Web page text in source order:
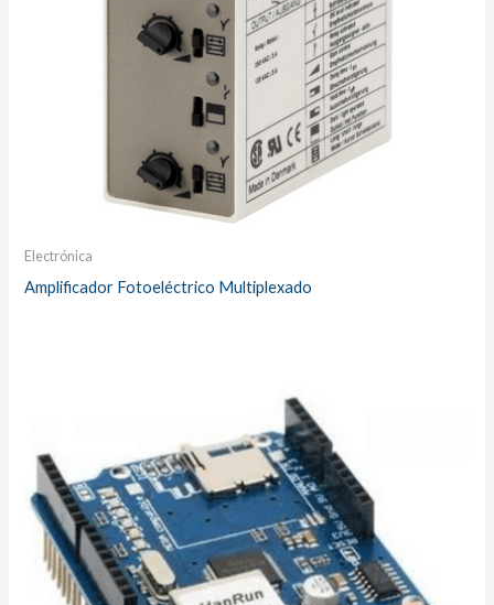
Electrónica
Amplificador Fotoeléctrico Multiplexado